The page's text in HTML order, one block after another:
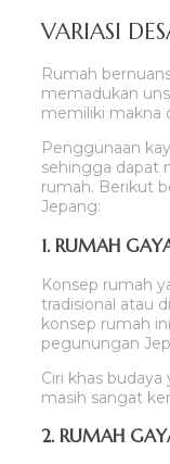
VARIASI
Rumah
memadukan
memiliki makna
Penggunaan
sehingga dapat
rumah. Berikut
Jepang:
1. RUMAH
Konsep rumah
tradisional atau
konsep rumah
pegunungan
Ciri khas
masih sangat
2. RUMAH